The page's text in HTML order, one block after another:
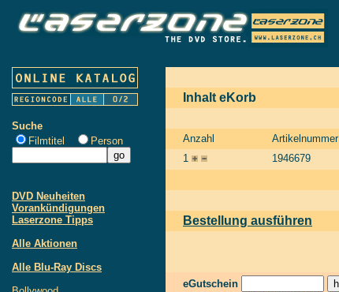
Suche
Filmtitel
Person
DVD Neuheiten
Vorankündigungen
Laserzone Tipps
Alle Aktionen
Alle Blu-Ray Discs
Inhalt eKorb
Anzahl Artikelnummer
1
1946679
Bestellung ausführen
eGutschein